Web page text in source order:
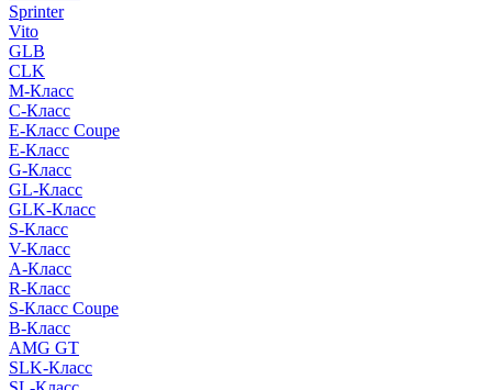
Sprinter
Vito
GLB
CLK
M-Класс
C-Класс
E-Класс Coupe
E-Класс
G-Класс
GL-Класс
GLK-Класс
S-Класс
V-Класс
A-Класс
R-Класс
S-Класс Сoupe
B-Класс
AMG GT
SLK-Класс